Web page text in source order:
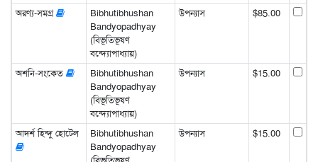
অরণ্য-সমগ্র
Bibhutibhushan
Bandyopadhyay
(বিভূতিভূষণ
বন্দ্যোপাধ্যায়)
উপন্যাস $85.00
অশনি-সংকেত
Bibhutibhushan
Bandyopadhyay
(বিভূতিভূষণ
বন্দ্যোপাধ্যায়)
উপন্যাস $15.00
আদর্শ হিন্দু হোটেল
Bibhutibhushan
Bandyopadhyay
উপন্যাস $15.00